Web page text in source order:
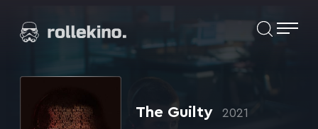
suoraan
Elokuvat ja elokuva-arviot | Rollekino.fi
The Guilty 2021